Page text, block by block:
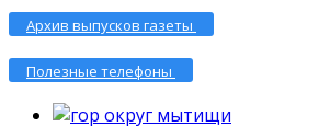
Архив выпусков газеты
Полезные телефоны